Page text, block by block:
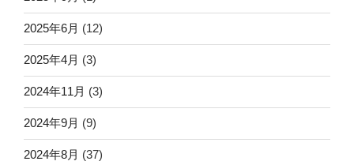
2025年6月 (12)
2025年4月 (3)
2024年11月 (3)
2024年9月 (9)
2024年8月 (37)